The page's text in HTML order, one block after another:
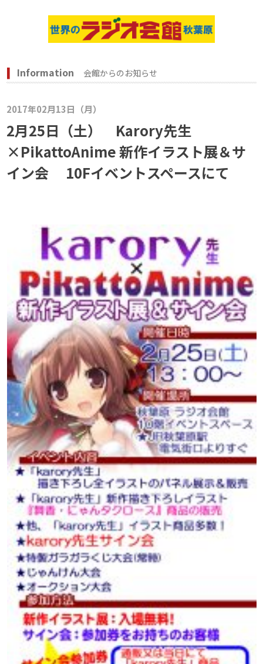
Information 会館からのお知らせ
2017年02月13日（月）
2月25日（土） Karory先生
×PikattoAnime 新作イラスト展＆サ
イン会 10Fイベントスペースにて